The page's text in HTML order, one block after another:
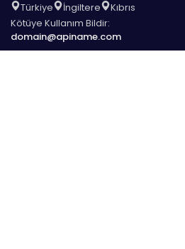
Türkiye İngiltere
Kıbrıs
Kötüye Kullanım Bildir:
domain@apiname.com